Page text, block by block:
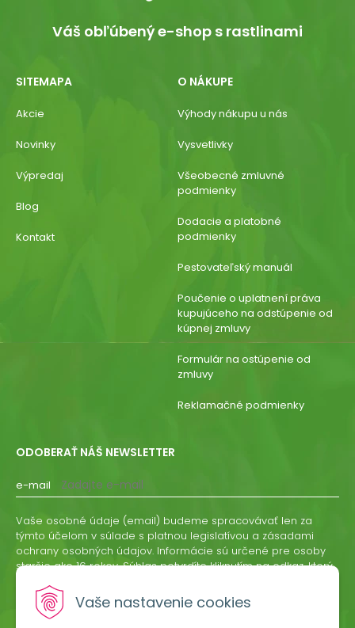
Vaše nastavenie cookies
Váš obľúbený e-shop s rastlinami
SITEMAPA
Akcie
Novinky
Výpredaj
Blog
Kontakt
O NÁKUPE
Výhody nákupu u nás
Vysvetlivky
Všeobecné zmluvné
podmienky
Dodacie a platobné
podmienky
Pestovateľský manuál
Poučenie o uplatnení práva
kupujúceho na odstúpenie od
kúpnej zmluvy
Formulár na ostúpenie od
zmluvy
Reklamačné podmienky
ODOBERAŤ NÁŠ NEWSLETTER
e-mail
Vaše osobné údaje (email) budeme spracovávať len za
týmto účelom v súlade s platnou legislatívou a zásadami
ochrany osobných údajov. Informácie sú určené pre osoby
staršie ako 16 rokov. Súhlas potvrdíte kliknutím na odkaz, ktorý
odvolať písomne, emailom alebo kliknutím na odkaz z
ktoréhokoľvek informačného emailu.